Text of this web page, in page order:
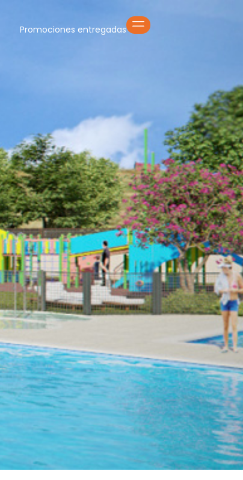
Promociones entregadas